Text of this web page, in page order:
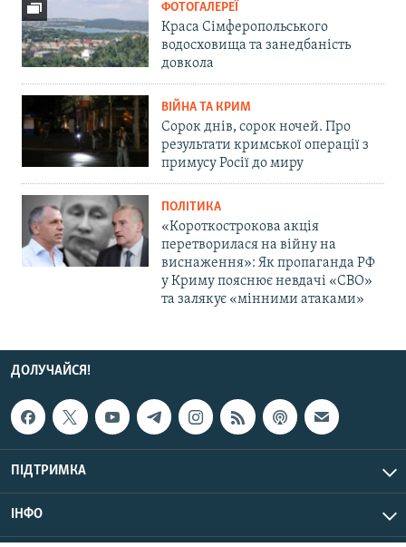
ФОТОГАЛЕРЕЇ
Краса Сімферопольського
водосховища та занедбаність
довкола
ВІЙНА ТА КРИМ
Сорок днів, сорок ночей. Про
результати кримської операції з
примусу Росії до миру
ПОЛІТИКА
«Короткострокова акція
перетворилася на війну на
виснаження»: Як пропаганда РФ
у Криму пояснює невдачі «СВО»
та залякує «мінними атаками»
ДОЛУЧАЙСЯ!
ПІДТРИМКА
ІНФО